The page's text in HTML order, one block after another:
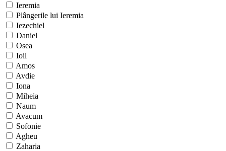
Ieremia
Plângerile lui Ieremia
Iezechiel
Daniel
Osea
Ioil
Amos
Avdie
Iona
Miheia
Naum
Avacum
Sofonie
Agheu
Zaharia